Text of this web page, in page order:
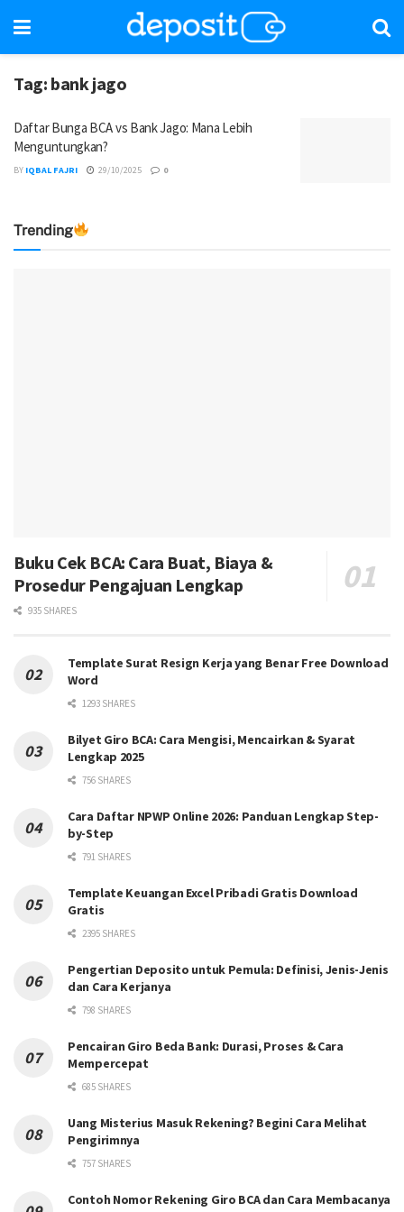
Tag: bank jago
Daftar Bunga BCA vs Bank Jago: Mana Lebih
Menguntungkan?
BY IQBAL FAJRI 29/10/2025 0
Trending
Buku Cek BCA: Cara Buat, Biaya &
Prosedur Pengajuan Lengkap
935 SHARES
Template Surat Resign Kerja yang Benar Free Download
Word
1293 SHARES
Bilyet Giro BCA: Cara Mengisi, Mencairkan & Syarat
Lengkap 2025
756 SHARES
Cara Daftar NPWP Online 2026: Panduan Lengkap Step-
by-Step
791 SHARES
Template Keuangan Excel Pribadi Gratis Download
Gratis
2395 SHARES
Pengertian Deposito untuk Pemula: Definisi, Jenis-Jenis
dan Cara Kerjanya
798 SHARES
Pencairan Giro Beda Bank: Durasi, Proses & Cara
Mempercepat
685 SHARES
Uang Misterius Masuk Rekening? Begini Cara Melihat
Pengirimnya
757 SHARES
Contoh Nomor Rekening Giro BCA dan Cara Membacanya